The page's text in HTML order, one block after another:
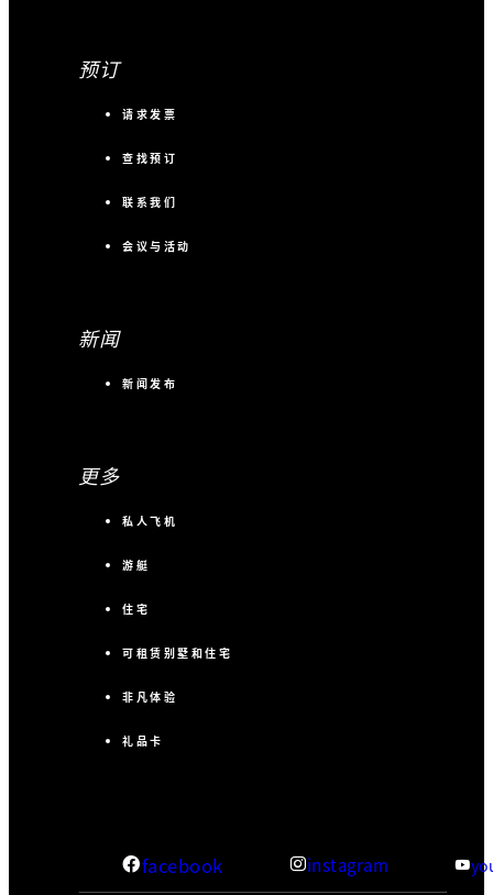
预订
请求发票
查找预订
联系我们
会议与活动
新闻
新闻发布
更多
私人飞机
游艇
住宅
可租赁别墅和住宅
非凡体验
礼品卡
facebook instagram